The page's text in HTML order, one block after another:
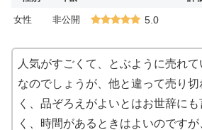
女性 非公開 5.0
人気がすごくて、とぶように売れて
なのでしょうが、他と違って売り切
く、品ぞろえがよいとはお世辞にも
く、時間があるときはよいのですが